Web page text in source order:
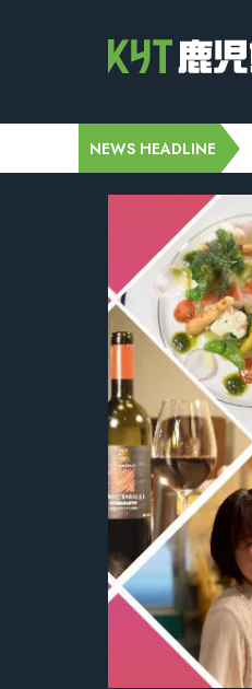
NEWS HEADLINE
08-07 19:32:00]